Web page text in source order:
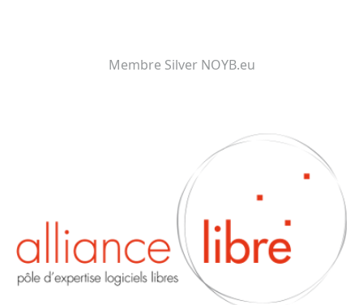
Membre Silver NOYB.eu